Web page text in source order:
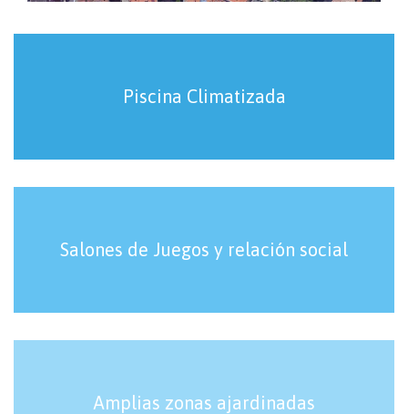
Piscina Climatizada
Salones de Juegos y relación social
Amplias zonas ajardinadas